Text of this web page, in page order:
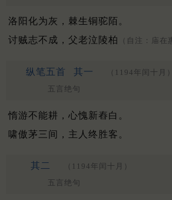
洛阳化为灰，棘生铜驼陌。
讨贼志不成，父老泣陵柏
（自注：庙在
纵笔五首 其一 （1194年闰十月）
五言绝句
惰游不能耕，心愧新舂白。
啸傲茅三间，主人终胜客。
其二
（1194年闰十月）
五言绝句